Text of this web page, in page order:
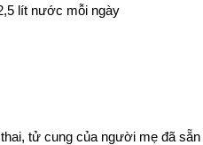
lít nước mỗi ngày
tử cung của người mẹ đã